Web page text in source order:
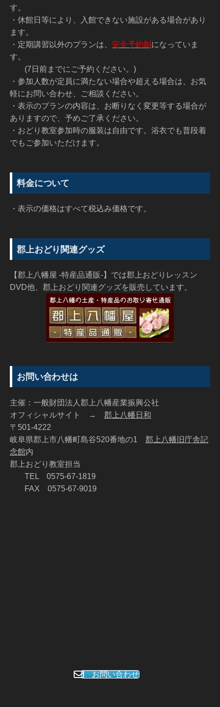
す。
・休館日等により、入館できない施設がある場合があり
ます。
・定期講習以外のプランは、 完全予約制 になっていま
す。
(7日前までにご予約ください。)
・参加人数が定員に満たない場合や超える場合は、お気
軽にお問い合わせ、ご相談ください。
・表示のプランの内容は、お断りなく変更等する場合が
ありますので、予めご了承ください。
・おどり教室参加時の服装は自由です。浴衣でも普段着
でもご参加いただけます。
料金について
・表示の価格はすべて税込み価格です。
郡上おどり関連グッズ
【郡上八幡屋 -特産品通販-】では郡上おどりレッスン
DVD他、郡上おどり関連グッズを販売しています。
お問い合わせは
主催：一般財団法人郡上八幡産業振興公社
オフィシャルサイト → 郡上八幡日和
〒501-4222
岐阜県郡上市八幡町島谷520番地の1 郡上八幡旧庁舎記
念館内
郡上おどり教室担当
TEL 0575-67-1819
FAX 0575-67-9019
お問い合わせ